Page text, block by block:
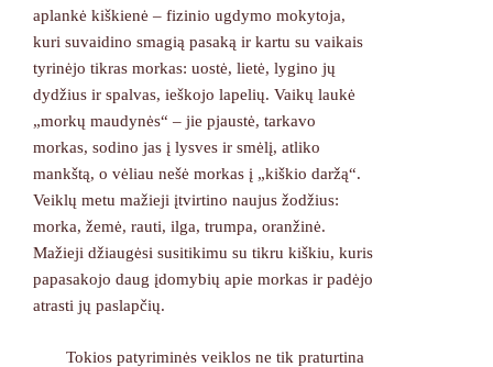
aplankė kiškienė – fizinio ugdymo mokytoja,
kuri suvaidino smagią pasaką ir kartu su vaikais
tyrinėjo tikras morkas: uostė, lietė, lygino jų
dydžius ir spalvas, ieškojo lapelių. Vaikų laukė
„morkų maudynės“ – jie pjaustė, tarkavo
morkas, sodino jas į lysves ir smėlį, atliko
mankštą, o vėliau nešė morkas į „kiškio daržą“.
Veiklų metu mažieji įtvirtino naujus žodžius:
morka, žemė, rauti, ilga, trumpa, oranžinė.
Mažieji džiaugėsi susitikimu su tikru kiškiu, kuris
papasakojo daug įdomybių apie morkas ir padėjo
atrasti jų paslapčių.
Tokios patyriminės veiklos ne tik praturtina